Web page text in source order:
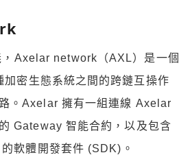
Axelar network（AXL）是一個
加密生態系統之間的跨鏈互操作
。Axelar 擁有一組連線 Axelar
Gateway 智能合約，以及包含
軟體開發套件 (SDK)。